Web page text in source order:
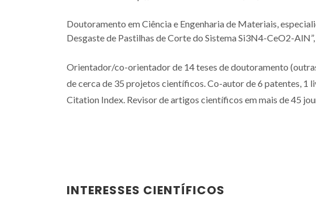
Doutoramento em Ciência e Engenharia de Materiais,
Desgaste de Pastilhas de Corte do Sistema Si3N4-CeO2-
Orientador/co-orientador de 14 teses de doutoramento
de cerca de 35 projetos científicos. Co-autor de 6 patentes, 1
Citation Index. Revisor de artigos científicos em mais de 45
INTERESSES CIENTÍFICOS